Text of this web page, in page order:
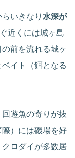
いきなり 水深が
近くには城ヶ島
前を流れる城ヶ
イト（餌となる
遊魚の寄りが抜
）には磯場を好
ロダイが多数居